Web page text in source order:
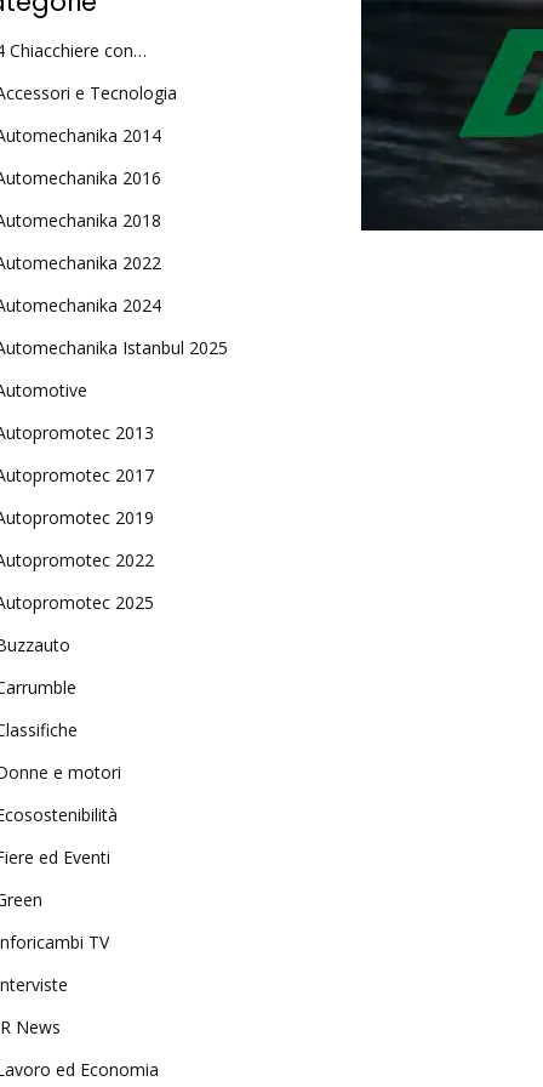
Chiacchiere con…
e Tecnologia
2014
2016
2018
2022
2024
Istanbul 2025
2013
2017
2019
2022
2025
e motori
ed Eventi
TV
News
ed Economia